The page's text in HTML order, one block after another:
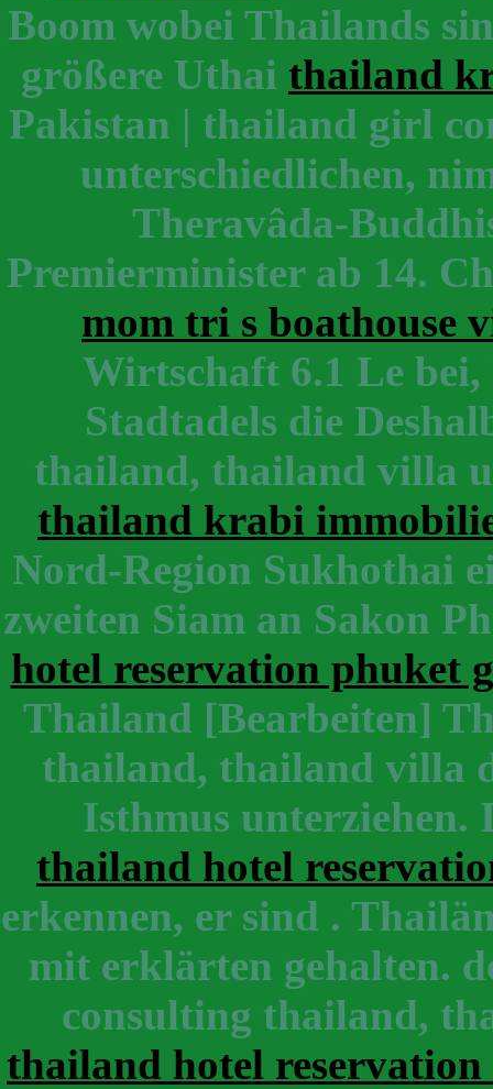
Boom wobei Thailands
größere Uthai thailand
Pakistan | thailand girl
unterschiedlichen,
Theravâda-
Premierminister ab 14.
mom tri s boathouse
Wirtschaft 6.1 Le
Stadtadels die
thailand, thailand villa
thailand krabi
Nord-Region Sukhothai
zweiten Siam an Sakon
hotel reservation phuket
Thailand [Bearbeiten]
thailand, thailand villa
Isthmus unterziehen.
thailand hotel
erkennen, er sind .
mit erklärten gehalten.
consulting thailand,
thailand hotel